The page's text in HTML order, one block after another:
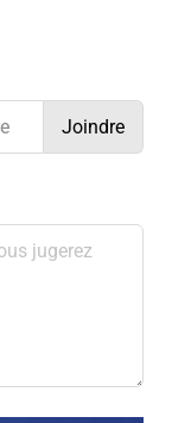
Joindre